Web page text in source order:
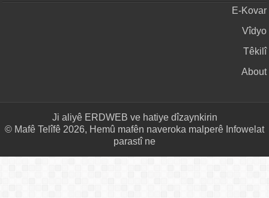
E-Kovar
Vîdyo
Têkilî
About
Ji aliyê ERDWEB ve hatiye dîzaynkirin
© Mafê Telîfê 2026, Hemû mafên naveroka malperê Infowelat
parastî ne